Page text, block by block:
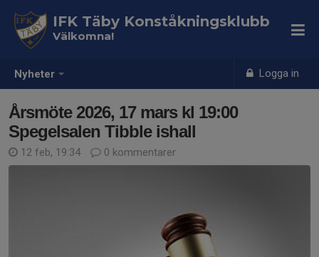
Nyheter Logga in
IFK Täby Konståkningsklubb
Välkomna!
Årsmöte 2026, 17 mars kl 19:00
Spegelsalen Tibble ishall
12 feb, 19:34 0 kommentarer